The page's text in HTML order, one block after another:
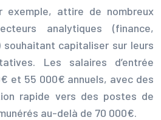
exemple, attire de nombreux
analytiques (finance,
souhaitant capitaliser sur leurs
Les salaires d’entrée
et 55 000€ annuels, avec des
rapide vers des postes de
au-delà de 70 000€.